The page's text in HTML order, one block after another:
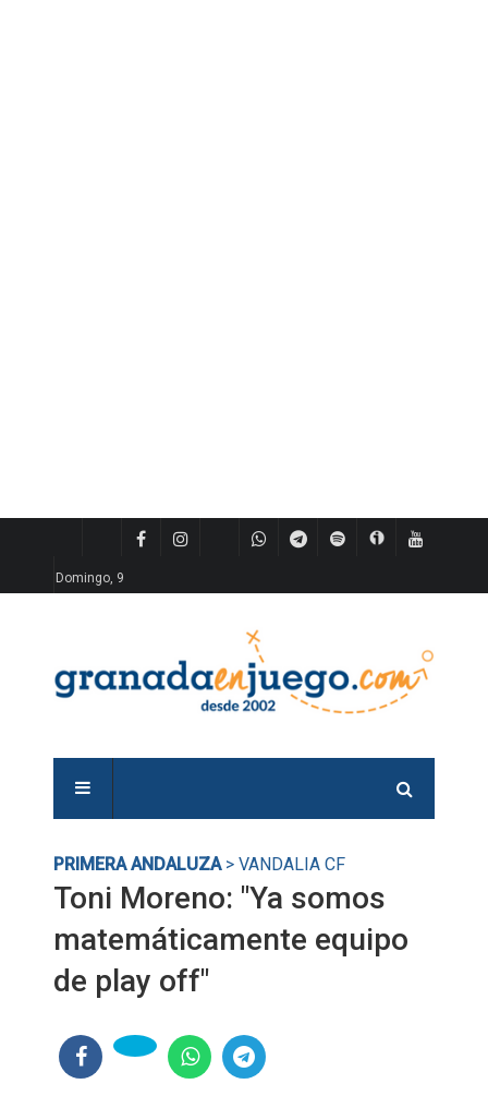
Domingo, 9
PRIMERA ANDALUZA> VANDALIA CF
Toni Moreno: "Ya somos
matemáticamente equipo
de play off"